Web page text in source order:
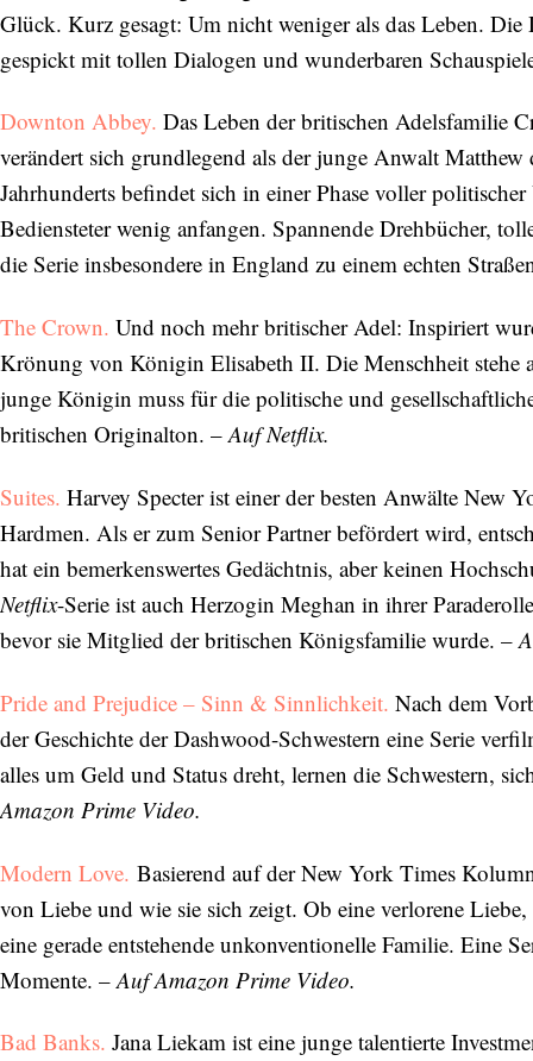
Glück. Kurz gesagt: Um nicht weniger als das Leben.
gespickt mit tollen Dialogen und wunderbaren
Downton Abbey. Das Leben der britischen Adelsfamilie
verändert sich grundlegend als der junge Anwalt
Jahrhunderts befindet sich in einer Phase voller
Bediensteter wenig anfangen. Spannende Drehbücher,
die Serie insbesondere in England zu einem echten
The Crown. Und noch mehr britischer Adel: Inspiriert
Krönung von Königin Elisabeth II. Die Menschheit stehe
junge Königin muss für die politische und
britischen Originalton. –Auf Netflix.
Suites. Harvey Specter ist einer der besten Anwälte New
Hardmen. Als er zum Senior Partner befördert wird,
hat ein bemerkenswertes Gedächtnis, aber keinen
Netflix-Serie ist auch Herzogin Meghan in ihrer
bevor sie Mitglied der britischen Königsfamilie wurde. –
Pride and Prejudice – Sinn & Sinnlichkeit. Nach dem
der Geschichte der Dashwood-Schwestern eine Serie
alles um Geld und Status dreht, lernen die Schwestern,
Amazon Prime Video.
Modern Love. Basierend auf der New York Times
von Liebe und wie sie sich zeigt. Ob eine verlorene
eine gerade entstehende unkonventionelle Familie. Eine
Momente. – Auf Amazon Prime Video.
Bad Banks. Jana Liekam ist eine junge talentierte